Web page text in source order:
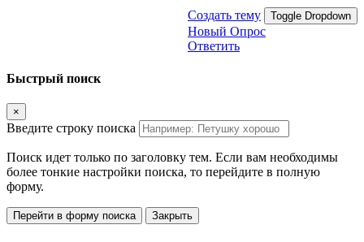
Создать тему Toggle Dropdown
Новый Опрос
Ответить
Быстрый поиск
×
Введите строку поиска
Поиск идет только по заголовку тем. Если вам необходимы
более тонкие настройки поиска, то перейдите в полную
форму.
Перейти в форму поиска Закрыть